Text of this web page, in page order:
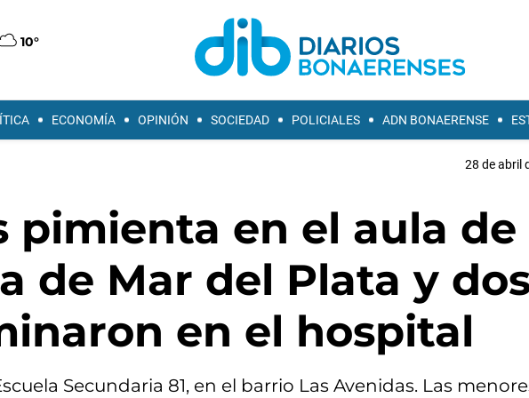
10°
ECONOMÍA OPINIÓN SOCIEDAD POLICIALES ADN BONAERENSE
28 de abril
pimienta en el aula de
de Mar del Plata y
en el hospital
Secundaria 81, en el barrio Las Avenidas. Las